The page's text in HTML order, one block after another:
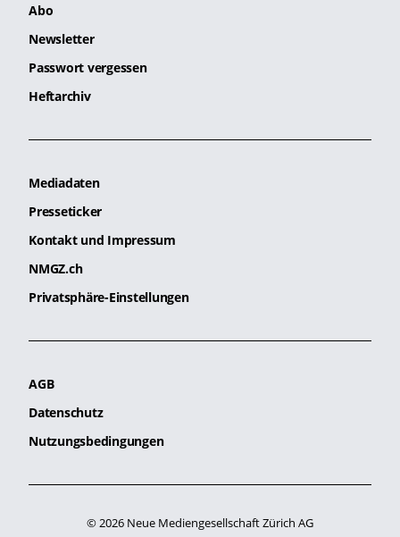
Abo
Newsletter
Passwort vergessen
Heftarchiv
Mediadaten
Presseticker
Kontakt und Impressum
NMGZ.ch
Privatsphäre-Einstellungen
AGB
Datenschutz
Nutzungsbedingungen
© 2026 Neue Mediengesellschaft Zürich AG